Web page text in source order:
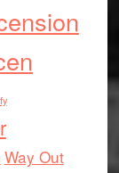
Way Out